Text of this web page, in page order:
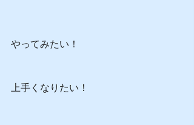
やってみたい！
上手くなりたい！